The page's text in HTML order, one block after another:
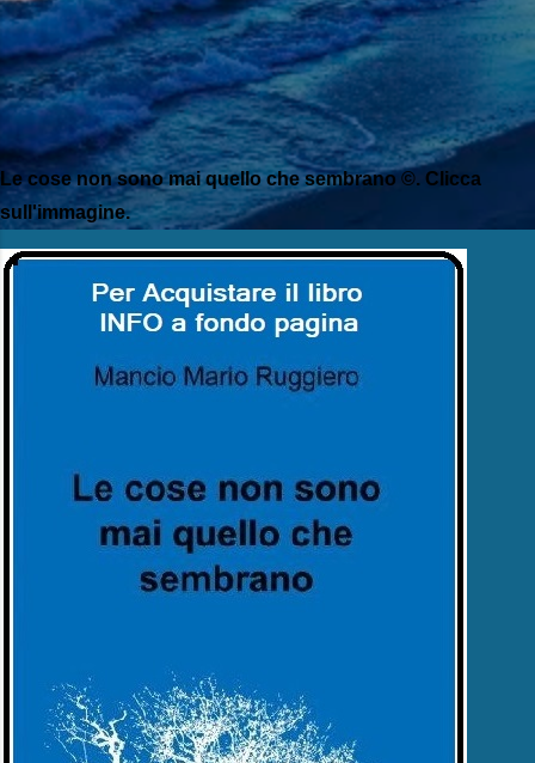
Le cose non sono mai quello che sembrano ©. Clicca
sull'immagine.